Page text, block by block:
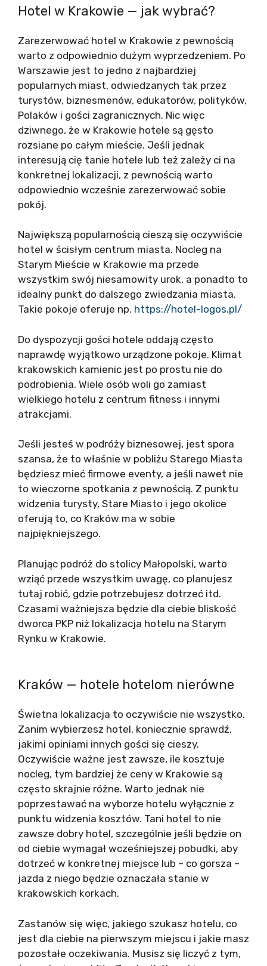
Hotel w Krakowie — jak wybrać?
Zarezerwować hotel w Krakowie z pewnością
warto z odpowiednio dużym wyprzedzeniem. Po
Warszawie jest to jedno z najbardziej
popularnych miast, odwiedzanych tak przez
turystów, biznesmenów, edukatorów, polityków,
Polaków i gości zagranicznych. Nic więc
dziwnego, że w Krakowie hotele są gęsto
rozsiane po całym mieście. Jeśli jednak
interesują cię tanie hotele lub też zależy ci na
konkretnej lokalizacji, z pewnością warto
odpowiednio wcześnie zarezerwować sobie
pokój.
Największą popularnością cieszą się oczywiście
hotel w ścisłym centrum miasta. Nocleg na
Starym Mieście w Krakowie ma przede
wszystkim swój niesamowity urok, a ponadto to
idealny punkt do dalszego zwiedzania miasta.
Takie pokoje oferuje np. https://hotel-logos.pl/
Do dyspozycji gości hotele oddają często
naprawdę wyjątkowo urządzone pokoje. Klimat
krakowskich kamienic jest po prostu nie do
podrobienia. Wiele osób woli go zamiast
wielkiego hotelu z centrum fitness i innymi
atrakcjami.
Jeśli jesteś w podróży biznesowej, jest spora
szansa, że to właśnie w pobliżu Starego Miasta
będziesz mieć firmowe eventy, a jeśli nawet nie
to wieczorne spotkania z pewnością. Z punktu
widzenia turysty, Stare Miasto i jego okolice
oferują to, co Kraków ma w sobie
najpiękniejszego.
Planując podróż do stolicy Małopolski, warto
wziąć przede wszystkim uwagę, co planujesz
tutaj robić, gdzie potrzebujesz dotrzeć itd.
Czasami ważniejsza będzie dla ciebie bliskość
dworca PKP niż lokalizacja hotelu na Starym
Rynku w Krakowie.
Kraków — hotele hotelom nierówne
Świetna lokalizacja to oczywiście nie wszystko.
Zanim wybierzesz hotel, koniecznie sprawdź,
jakimi opiniami innych gości się cieszy.
Oczywiście ważne jest zawsze, ile kosztuje
nocleg, tym bardziej że ceny w Krakowie są
często skrajnie różne. Warto jednak nie
poprzestawać na wyborze hotelu wyłącznie z
punktu widzenia kosztów. Tani hotel to nie
zawsze dobry hotel, szczególnie jeśli będzie on
od ciebie wymagał wcześniejszej pobudki, aby
dotrzeć w konkretnej miejsce lub – co gorsza –
jazda z niego będzie oznaczała stanie w
krakowskich korkach.
Zastanów się więc, jakiego szukasz hotelu, co
jest dla ciebie na pierwszym miejscu i jakie masz
pozostałe oczekiwania. Musisz się liczyć z tym,